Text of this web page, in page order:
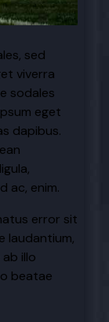
viverra
sodales
eget
dapibus.
ac, enim.
error sit
laudantium,
illo
beatae